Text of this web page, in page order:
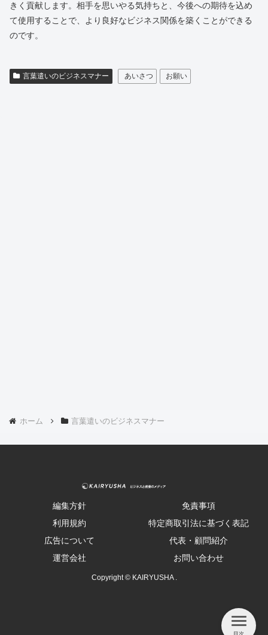
きく貢献します。相手を思いやる気持ちと、今後への期待を込め
て使用することで、より良好なビジネス関係を築くことができる
のです。
言葉遣いのビジネスマナー あいさつ お願い
ホーム 言葉遣いのビジネスマナー
編集方針
免責事項
利用規約
特定商取引法に基づく表記
広告について
代表・顧問紹介
運営会社
お問い合わせ
Copyright © KAIRYUSHA .
目次